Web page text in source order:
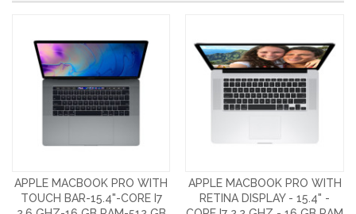
APPLE MACBOOK PRO WITH
TOUCH BAR-15.4"-CORE I7
APPLE MACBOOK PRO WITH
RETINA DISPLAY - 15.4" -